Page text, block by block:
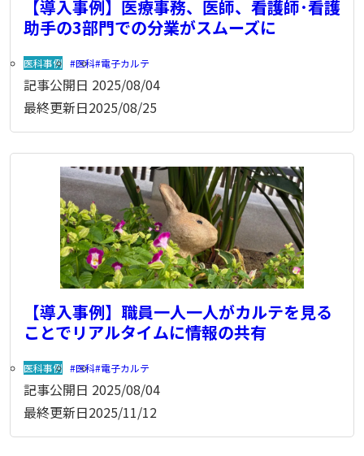
【導入事例】医療事務、医師、看護師･看護
助手の3部門での分業がスムーズに
医科事例 医科 電子カルテ
記事公開日 2025/08/04
最終更新日2025/08/25
【導入事例】職員一人一人がカルテを見る
ことでリアルタイムに情報の共有
医科事例 医科 電子カルテ
記事公開日 2025/08/04
最終更新日2025/11/12